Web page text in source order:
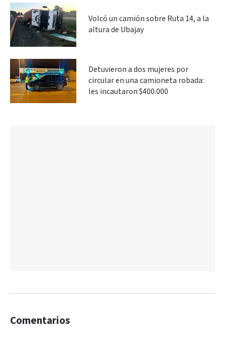
Volcó un camión sobre Ruta 14, a la
altura de Ubajay
Detuvieron a dos mujeres por
circular en una camioneta robada:
les incautaron $400.000
Comentarios